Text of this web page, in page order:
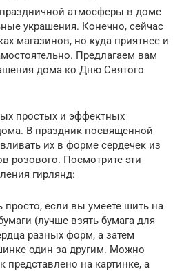
атмосферы в доме
украшения. Конечно, сейчас
магазинов, но куда приятнее и
Предлагаем вам
дома ко Дню Святого
простых и эффектных
В праздник посвященной
их в форме сердечек из
розового. Посмотрите эти
гирлянд:
просто, если вы умеете шить на
(лучше взять бумага для
разных форм, а затем
один за другим. Можно
представлено на картинке, а